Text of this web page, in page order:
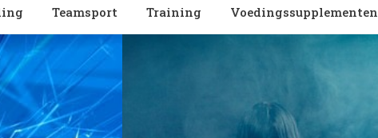
Teamsport Training Voedingssupplementen